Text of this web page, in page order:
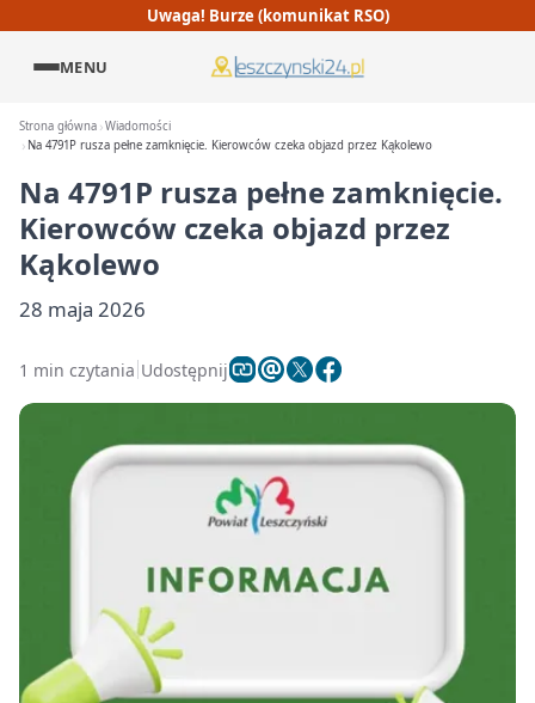
Uwaga! Burze (komunikat RSO)
MENU
Strona główna Wiadomości
Na 4791P rusza pełne zamknięcie. Kierowców czeka objazd przez Kąkolewo
Na 4791P rusza pełne zamknięcie.
Kierowców czeka objazd przez
Kąkolewo
28 maja 2026
1 min czytania Udostępnij